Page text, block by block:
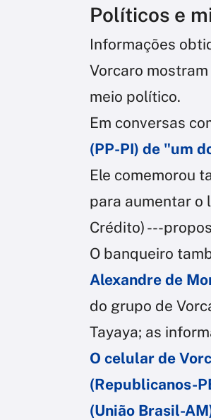
Políticos e
Informações
Vorcaro
meio político.
Em conversas
(PP-PI) de "um
Ele comemorou
para aumentar o
Crédito) ---
O banqueiro
Alexandre de
do grupo de
Tayaya; as
O celular de
(Republicanos-
(União Brasil-